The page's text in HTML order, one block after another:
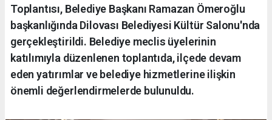
Toplantısı, Belediye Başkanı Ramazan Ömeroğlu
başkanlığında Dilovası Belediyesi Kültür Salonu'nda
gerçekleştirildi. Belediye meclis üyelerinin
katılımıyla düzenlenen toplantıda, ilçede devam
eden yatırımlar ve belediye hizmetlerine ilişkin
önemli değerlendirmelerde bulunuldu.